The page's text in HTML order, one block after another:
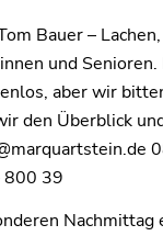
Bauer –
und
aber wir
den Überblick
800 39